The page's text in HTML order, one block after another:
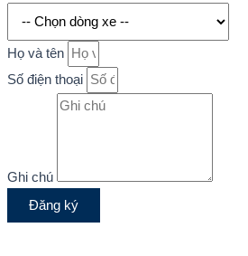
Họ và tên
Số điện thoại
Ghi chú
Đăng ký